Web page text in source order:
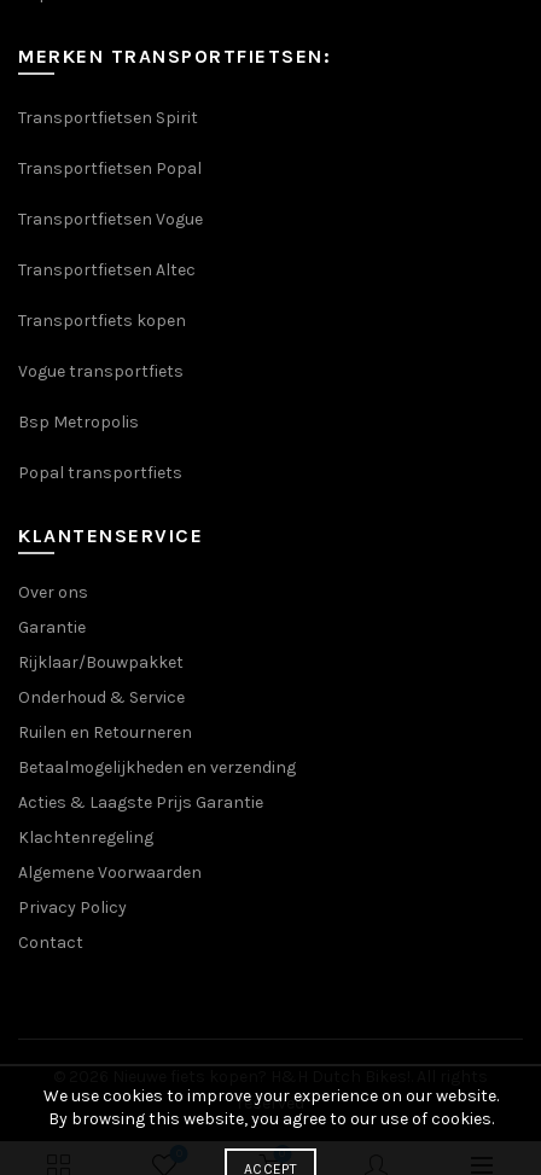
MERKEN TRANSPORTFIETSEN:
Transportfietsen Spirit
Transportfietsen Popal
Transportfietsen Vogue
Transportfietsen Altec
Transportfiets kopen
Vogue transportfiets
Bsp Metropolis
Popal transportfiets
KLANTENSERVICE
Over ons
Garantie
Rijklaar/Bouwpakket
Onderhoud & Service
Ruilen en Retourneren
Betaalmogelijkheden en verzending
Acties & Laagste Prijs Garantie
Klachtenregeling
Algemene Voorwaarden
Privacy Policy
Contact
reserved
0
We use cookies to improve your experience on our website.
By browsing this website, you agree to our use of cookies.
ACCEPT